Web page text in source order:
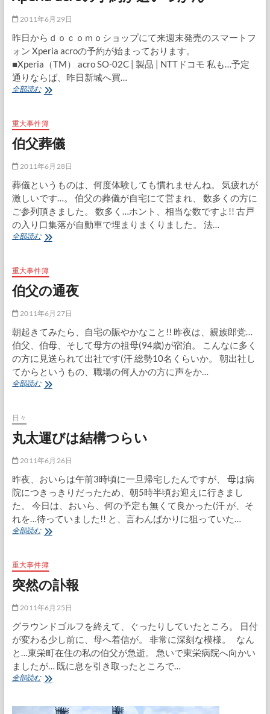
子
2011年6月29日
昨日からｄｏｃｏｍｏショップにて来週末発売のスマートフ
ォン Xperia acroの予約が始まっております。
■Xperia（TM） acro SO-02C | 製品 | NTTドコモ 私も…予定
通りならば、昨日新城へ買…
全部読むXperia
予
約
が
い
か
ん
重大事件簿
伯父葬儀
2011年6月28日
葬儀というものは、何度体験しても慣れませんね。 気疲れが
激しいです…。 伯父の葬儀が自宅にて営まれ、 数多くの方に
ご参列頂きました。 数多く…ホント、相当な数ですよ!! 古戸
の入り口集落が自動車で埋まりまくりました。 法…
全部読む伯
儀
重大事件簿
伯父の通夜
2011年6月27日
朝起きてみたら、自宅の賑やかなこと!! 昨夜は、親族郎党…
伯父、伯母、そして母方の祖母(94歳)が宿泊。 こんなに多く
の方に見送られて出社です(汗 総勢10名くらいか。 朝出社し
てからというもの、職場の何人かの方に声をか…
全部読む伯
日々
丸太運びは結構つらい
2011年6月26日
昨夜、おいらは午前3時頃に一旦帰宅したんですが、 母は病
院につきっきりだったため、朝5時半頃お迎えに行きまし
た。 今日は、おいら、何の予定も無くて良かった(汗 が、そ
れを…待っていました!! と、言わんばかりに狙っていた…
全部読む丸
び
は
結
つ
い
重大事件簿
突然の訃報
2011年6月25日
グラウンドゴルフを終えて、ぐったりしていたところ。 日付
が変わる少し前に、母へ着信が。 非常に深刻な模様。 なん
と…東栄町在住の私の伯父が急逝。 急いで東栄病院へ向かい
ましたが… 既に息を引き取ったところで…
全部読む突